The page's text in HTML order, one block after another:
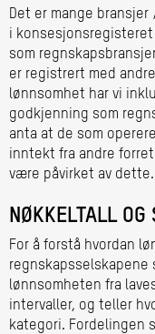
Det er mange
i
som
er registrert med
lønnsomhet har vi
godkjenning som
anta at de som
inntekt fra andre
være påvirket av dette.
NØKKELTALL OG
For å forstå hvordan
regnskapsselskapene
lønnsomheten fra
intervaller, og teller
kategori. Fordelingen